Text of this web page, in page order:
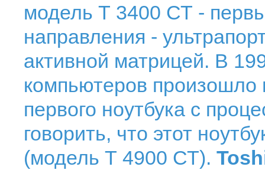
модель Т 3400 СТ -
направления -
активной матрицей. В
компьютеров произошло
первого ноутбука с
говорить, что этот
(модель Т 4900 СТ).